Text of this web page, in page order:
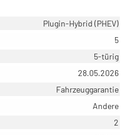
Plugin-Hybrid (PHEV)
5
5-türig
28.05.2026
Fahrzeuggarantie
Andere
2